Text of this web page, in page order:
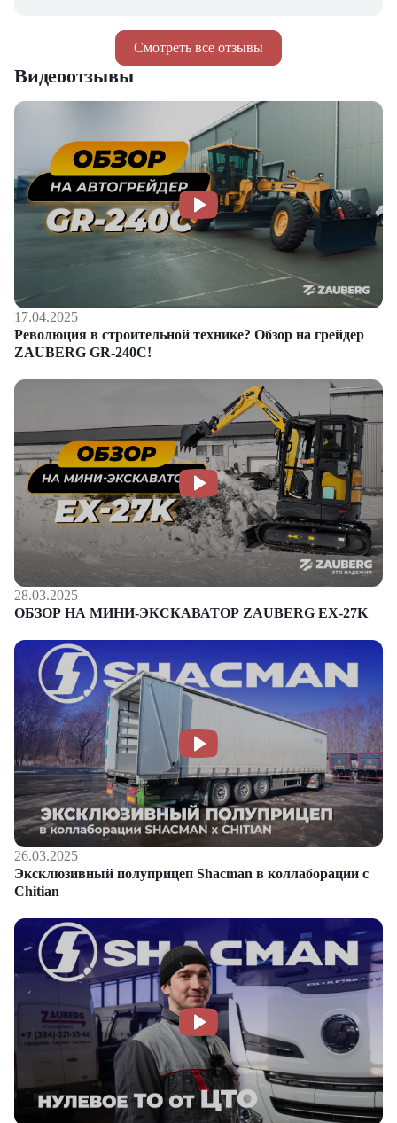
Смотреть все отзывы
Видеоотзывы
17.04.2025
Революция в строительной технике? Обзор на грейдер
ZAUBERG GR-240C!
28.03.2025
ОБЗОР НА МИНИ-ЭКСКАВАТОР ZAUBERG EX-27K
26.03.2025
Эксклюзивный полуприцеп Shacman в коллаборации с
Chitian